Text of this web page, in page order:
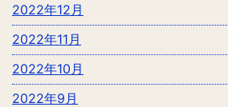
2022年12月
2022年11月
2022年10月
2022年9月